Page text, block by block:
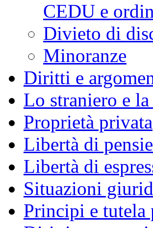
CEDU e
Divieto di
Minoranze
Diritti e
Lo straniero e
Proprietà privata
Libertà di
Libertà di
Situazioni
Principi e tutela